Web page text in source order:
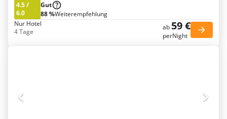
4.5/
6.0
Gut
88 %Weiterempfehlung
Nur Hotel
4 Tage
ab 59 €
perNight